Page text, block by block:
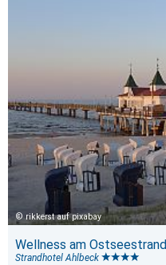
rikkerst auf pixabay
Wellness am Ostseestrand
Strandhotel Ahlbeck